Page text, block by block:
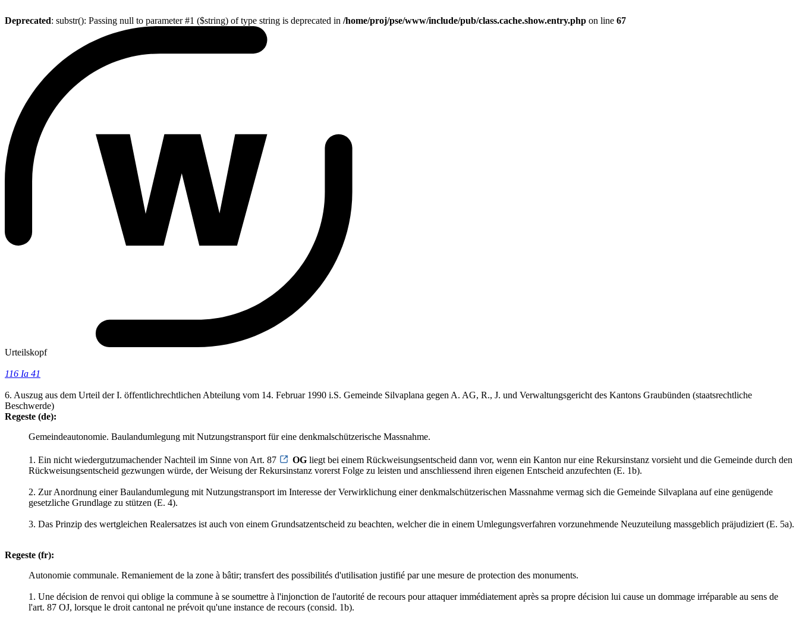
Deprecated: substr(): Passing null to parameter #1 ($string) of type string is deprecated in /home/proj/pse/www/include/pub/class.cache.show.entry.php on line 67
Urteilskopf
116 Ia 41
6. Auszug aus dem Urteil der I. öffentlichrechtlichen Abteilung vom 14. Februar 1990 i.S. Gemeinde Silvaplana gegen A. AG, R., J. und Verwaltungsgericht des Kantons Graubünden (staatsrechtliche
Beschwerde)
Regeste (de):
Gemeindeautonomie. Baulandumlegung mit Nutzungstransport für eine denkmalschützerische Massnahme.
1. Ein nicht wiedergutzumachender Nachteil im Sinne von Art. 87 OG liegt bei einem Rückweisungsentscheid dann vor, wenn ein Kanton nur eine Rekursinstanz vorsieht und die Gemeinde durch den
Rückweisungsentscheid gezwungen würde, der Weisung der Rekursinstanz vorerst Folge zu leisten und anschliessend ihren eigenen Entscheid anzufechten (E. 1b).
2. Zur Anordnung einer Baulandumlegung mit Nutzungstransport im Interesse der Verwirklichung einer denkmalschützerischen Massnahme vermag sich die Gemeinde Silvaplana auf eine genügende
gesetzliche Grundlage zu stützen (E. 4).
3. Das Prinzip des wertgleichen Realersatzes ist auch von einem Grundsatzentscheid zu beachten, welcher die in einem Umlegungsverfahren vorzunehmende Neuzuteilung massgeblich präjudiziert (E. 5a).
Regeste (fr):
Autonomie communale. Remaniement de la zone à bâtir; transfert des possibilités d'utilisation justifié par une mesure de protection des monuments.
1. Une décision de renvoi qui oblige la commune à se soumettre à l'injonction de l'autorité de recours pour attaquer immédiatement après sa propre décision lui cause un dommage irréparable au sens de
l'art. 87 OJ, lorsque le droit cantonal ne prévoit qu'une instance de recours (consid. 1b).